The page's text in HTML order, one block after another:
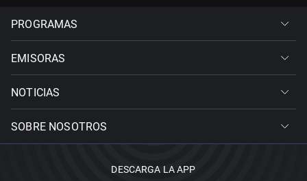
PROGRAMAS
EMISORAS
NOTICIAS
SOBRE NOSOTROS
DESCARGA LA APP